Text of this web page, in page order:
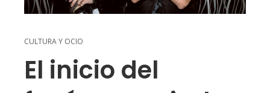
CULTURA Y OCIO
El inicio del